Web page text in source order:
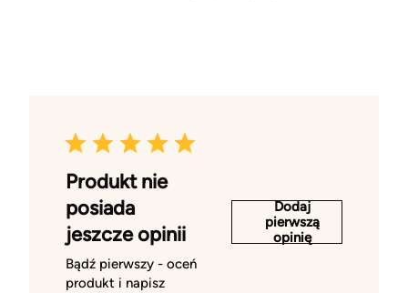
Produkt nie
posiada
jeszcze opinii
Bądź pierwszy - oceń
produkt i napisz
Dodaj
pierwszą
opinię